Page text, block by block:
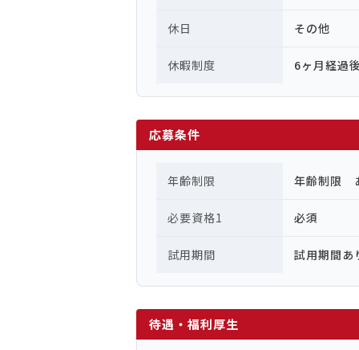
休日 その他
休暇制度 6ヶ月経過
応募条件
年齢制限 年齢制限
必要資格1 必須
試用期間 試用期間あ
待遇・福利厚生